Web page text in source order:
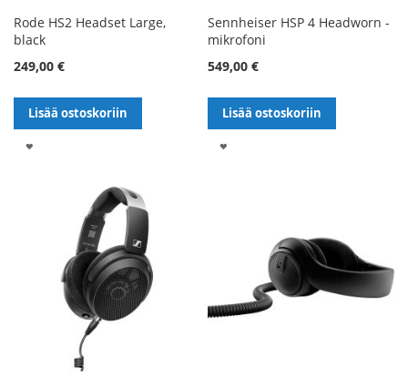
Rode HS2 Headset Large,
black
249,00 €
Lisää ostoskoriin
Sennheiser HSP 4 Headworn -
mikrofoni
549,00 €
Lisää ostoskoriin